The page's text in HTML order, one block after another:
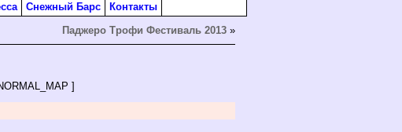
Снежный Барс Контакты
Паджеро Трофи Фестиваль 2013 »
]